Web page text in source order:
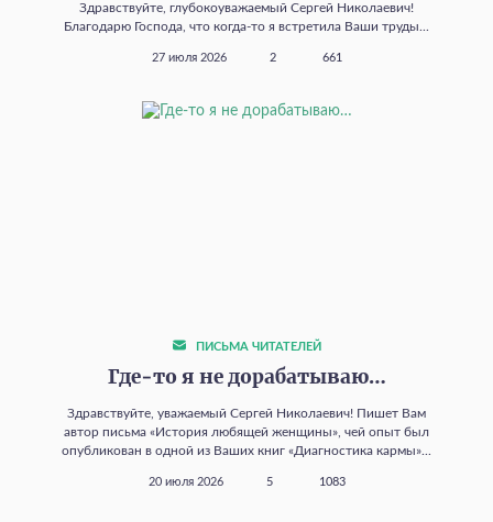
Здравствуйте, глубокоуважаемый Сергей Николаевич!
Благодарю Господа, что когда‑то я встретила Ваши труды...
27 июля 2026 2 661
ПИСЬМА ЧИТАТЕЛЕЙ
Где‑то я не дорабатываю…
Здравствуйте, уважаемый Сергей Николаевич! Пишет Вам
автор письма «История любящей женщины», чей опыт был
опубликован в одной из Ваших книг «Диагностика кармы»...
20 июля 2026 5 1083